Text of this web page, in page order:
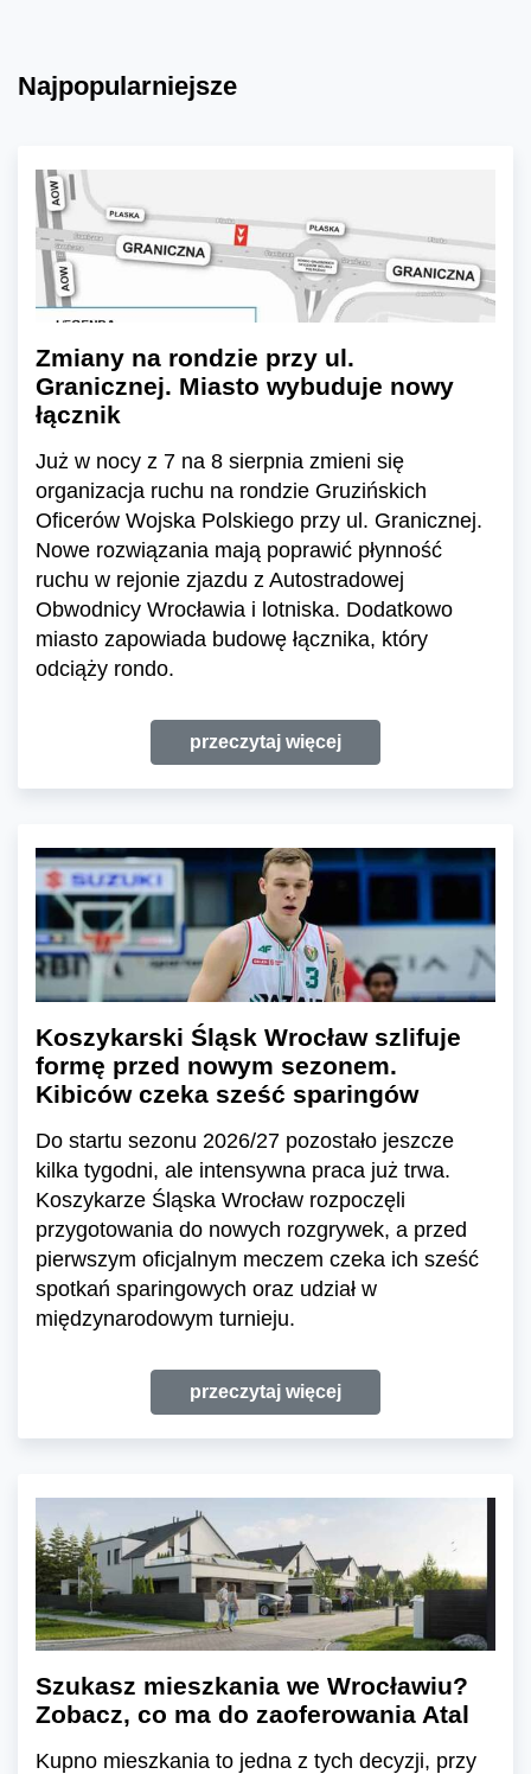
Najpopularniejsze
Zmiany na rondzie przy ul.
Granicznej. Miasto wybuduje nowy
łącznik
Już w nocy z 7 na 8 sierpnia zmieni się
organizacja ruchu na rondzie Gruzińskich
Oficerów Wojska Polskiego przy ul. Granicznej.
Nowe rozwiązania mają poprawić płynność
ruchu w rejonie zjazdu z Autostradowej
Obwodnicy Wrocławia i lotniska. Dodatkowo
miasto zapowiada budowę łącznika, który
odciąży rondo.
przeczytaj więcej
Koszykarski Śląsk Wrocław szlifuje
formę przed nowym sezonem.
Kibiców czeka sześć sparingów
Do startu sezonu 2026/27 pozostało jeszcze
kilka tygodni, ale intensywna praca już trwa.
Koszykarze Śląska Wrocław rozpoczęli
przygotowania do nowych rozgrywek, a przed
pierwszym oficjalnym meczem czeka ich sześć
spotkań sparingowych oraz udział w
międzynarodowym turnieju.
przeczytaj więcej
Szukasz mieszkania we Wrocławiu?
Zobacz, co ma do zaoferowania Atal
Kupno mieszkania to jedna z tych decyzji, przy